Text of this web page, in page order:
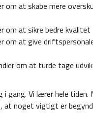
om at skabe mere
om at sikre bedre kvalitet
om at give
om at turde tage
i gang. Vi lærer hele tiden.
at noget vigtigt er